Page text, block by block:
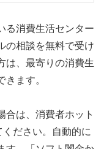
る消費生活センター
の相談を無料で受け
は、最寄りの消費生
ます。
合は、消費者ホット
ださい。自動的に